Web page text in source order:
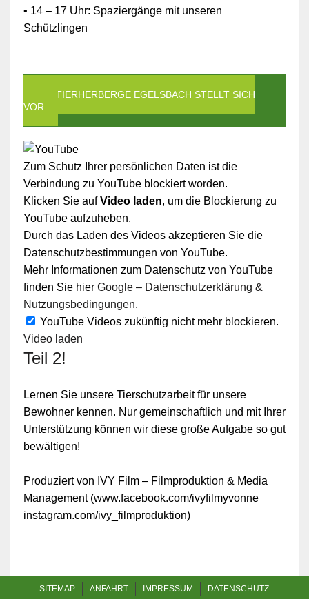
• 14 – 17 Uhr: Spaziergänge mit unseren
Schützlingen
DIE TIERHERBERGE EGELSBACH STELLT SICH
VOR
Zum Schutz Ihrer persönlichen Daten ist die
Verbindung zu YouTube blockiert worden.
Klicken Sie aufVideo laden, um die Blockierung zu
YouTube aufzuheben.
Durch das Laden des Videos akzeptieren Sie die
Datenschutzbestimmungen von YouTube.
Mehr Informationen zum Datenschutz von YouTube
finden Sie hier Google – Datenschutzerklärung &
Nutzungsbedingungen.
YouTube Videos zukünftig nicht mehr blockieren.
Video laden
Teil 2!
Lernen Sie unsere Tierschutzarbeit für unsere
Bewohner kennen. Nur gemeinschaftlich und mit Ihrer
Unterstützung können wir diese große Aufgabe so gut
bewältigen!
Produziert von IVY Film – Filmproduktion & Media
Management (www.facebook.com/ivyfilmyvonne
instagram.com/ivy_filmproduktion)
SITEMAP ANFAHRT IMPRESSUM DATENSCHUTZ